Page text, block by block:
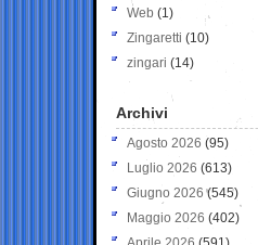
Web (1)
Zingaretti (10)
zingari (14)
Archivi
Agosto 2026 (95)
Luglio 2026 (613)
Giugno 2026 (545)
Maggio 2026 (402)